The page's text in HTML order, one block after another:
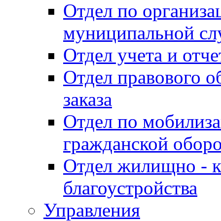
Отдел по
муниципальной
Отдел учета и
Отдел правового
заказа
Отдел по
гражданской
Отдел жилищно -
благоустройства
Управления